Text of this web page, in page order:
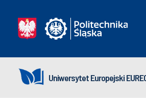
Uniwersytet Europejski